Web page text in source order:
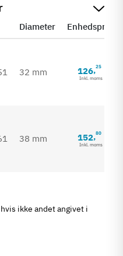
Diameter Enhedspris
32 mm 126,25
Inkl. moms
38 mm 152,80
Inkl. moms
ikke andet angivet i